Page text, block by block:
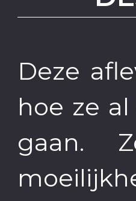
Deze
hoe ze
gaan.